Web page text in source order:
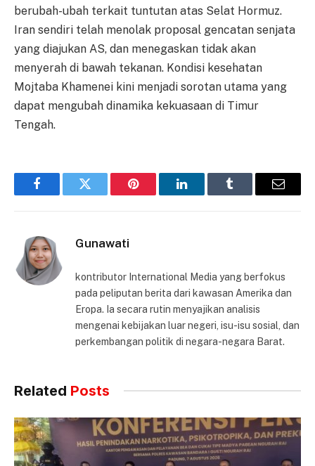
berubah-ubah terkait tuntutan atas Selat Hormuz.
Iran sendiri telah menolak proposal gencatan senjata
yang diajukan AS, dan menegaskan tidak akan
menyerah di bawah tekanan. Kondisi kesehatan
Mojtaba Khamenei kini menjadi sorotan utama yang
dapat mengubah dinamika kekuasaan di Timur
Tengah.
FacebookTwitter Pinterest LinkedInTumblr Email
Gunawati
kontributor International Media yang berfokus
pada peliputan berita dari kawasan Amerika dan
Eropa. Ia secara rutin menyajikan analisis
mengenai kebijakan luar negeri, isu-isu sosial, dan
perkembangan politik di negara-negara Barat.
Related Posts